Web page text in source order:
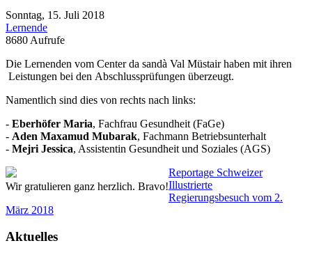
Sonntag, 15. Juli 2018
Lernende
8680 Aufrufe
​Die Lernenden vom Center da sandà Val Müstair haben mit ihren
Leistungen bei den Abschlussprüfungen überzeugt.
Namentlich sind dies von rechts nach links:
- Eberhöfer Maria, Fachfrau Gesundheit (FaGe)
- Aden Maxamud Mubarak, Fachmann Betriebsunterhalt
- Mejri Jessica, Assistentin Gesundheit und Soziales (AGS)
Wir gratulieren ganz herzlich. Bravo!
Reportage Schweizer
Illustrierte
Regierungsbesuch vom 2.
März 2018
Aktuelles